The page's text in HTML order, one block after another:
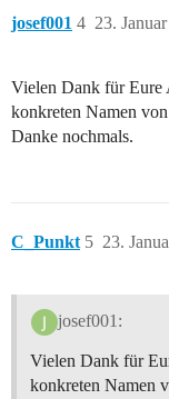
josef001 23.
4
Vielen Dank für Eure
konkreten Namen
Danke nochmals.
C_Punkt 23.
5
josef001:
Vielen Dank für
konkreten Namen